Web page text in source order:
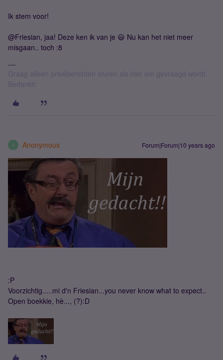
Ik stem voor!
@Friesian, jaa! Deze ken ik van je 😃 Nu kan het niet meer
misgaan.. toch :8
Graag alleen privéberichten sturen als hier om gevraagd wordt.
Bedankt!
A Anonymous Forum|Forum|10 years ago
:P
Voorzichtig.....mi d'n Friesian...you never know what to expect..
Open boekkie, hè..., (?):D